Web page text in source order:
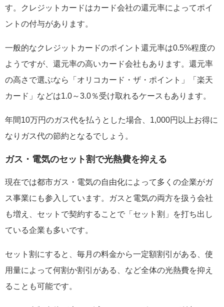
す。クレジットカードはカード会社の還元率によってポイ
ントの付与があります。
一般的なクレジットカードのポイント還元率は0.5%程度の
ようですが、還元率の高いカード会社もあります。還元率
の高さで選ぶなら「オリコカード・ザ・ポイント」「楽天
カード」などは1.0～3.0％受け取れるケースもあります。
年間10万円のガス代を払うとした場合、1,000円以上お得に
なりガス代の節約となるでしょう。
ガス・電気のセット割で光熱費を抑える
現在では都市ガス・電気の自由化によって多くの企業がガ
ス事業にも参入しています。ガスと電気の両方を扱う会社
も増え、セットで契約することで「セット割」を打ち出し
ている企業も多いです。
セット割にすると、毎月の料金から一定額割引がある、使
用量によって何割か割引がある、など全体の光熱費を抑え
ることも可能です。